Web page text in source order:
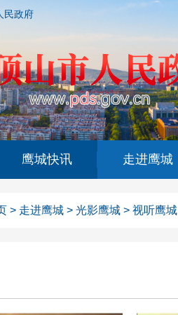
民政府
鹰城快讯 走进鹰城
> 走进鹰城 > 光影鹰城 > 视听鹰城